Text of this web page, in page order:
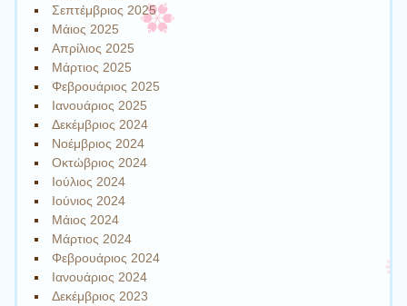
Σεπτέμβριος 2025
Μάιος 2025
Απρίλιος 2025
Μάρτιος 2025
Φεβρουάριος 2025
Ιανουάριος 2025
Δεκέμβριος 2024
Νοέμβριος 2024
Οκτώβριος 2024
Ιούλιος 2024
Ιούνιος 2024
Μάιος 2024
Μάρτιος 2024
Φεβρουάριος 2024
Ιανουάριος 2024
Δεκέμβριος 2023